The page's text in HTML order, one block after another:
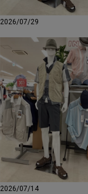
2026/07/29
2026/07/14